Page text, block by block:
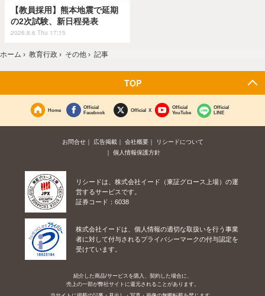
【教員採用】熊本地震で延期
の2次試験、新日程発表
2026.8.6 Thu 17:15
ホーム › 教育行政 › その他 › 記事
TOP
Home
Official
Facebook
Official X
Official
YouTube
Official
LINE
お問合せ 広告掲載 会社概要
リシードについて
個人情報保護方針
リシードは、株式会社イード（東証グロース上場）の運
営するサービスです。
証券コード：6038
株式会社イードは、個人情報の適切な取扱いを行う事業
者に対して付与されるプライバシーマークの付与認定を
受けています。
紹介した商品/サービスを購入、契約した場合に、
売上の一部が弊社サイトに還元されることがあります。